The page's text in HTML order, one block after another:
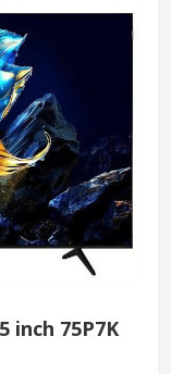
inch 75P7K